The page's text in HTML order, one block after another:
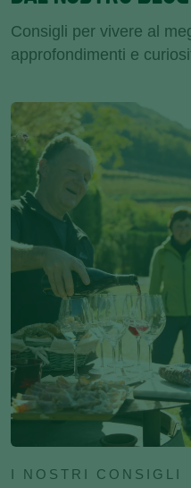
Consigli per vivere al
approfondimenti e
I NOSTRI CONSIGLI